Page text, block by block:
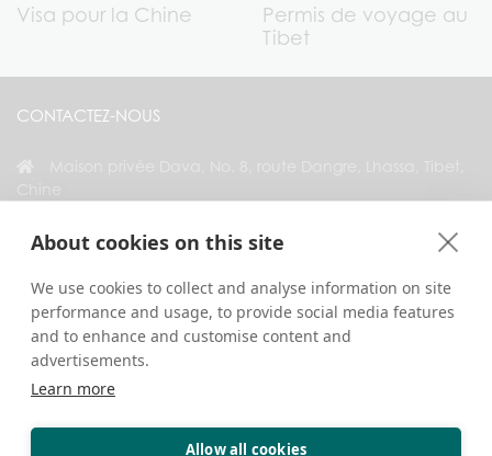
About cookies on this site
We use cookies to collect and analyse information on site
performance and usage, to provide social media features
and to enhance and customise content and
advertisements.
Learn more
Allow all cookies
Visa pour la Chine
Permis de voyage au
Tibet
CONTACTEZ-NOUS
RESTEZ CONNECTÉ AVEC NOUS